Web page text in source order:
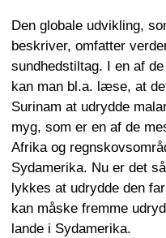
Den globale udvikling,
beskriver, omfatter
sundhedstiltag. I en af
kan man bl.a. læse, at
Surinam at udrydde
myg, som er en af de
Afrika og
Sydamerika. Nu er det
lykkes at udrydde den
kan måske fremme
lande i Sydamerika.